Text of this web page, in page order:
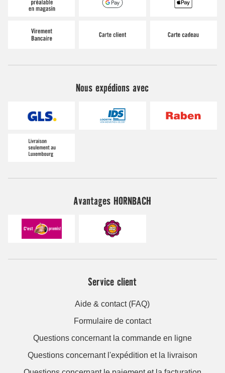
Nous expédions avec
Avantages HORNBACH
Service client
Aide & contact (FAQ)
Formulaire de contact
Questions concernant la commande en ligne
Questions concernant l'expédition et la livraison